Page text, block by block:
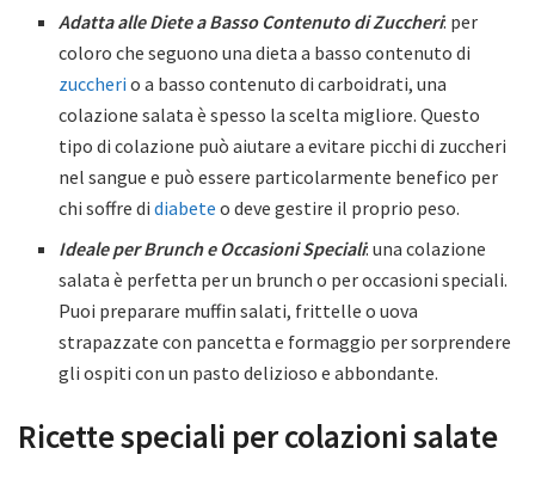
Adatta alle Diete a Basso Contenuto di Zuccheri: per
coloro che seguono una dieta a basso contenuto di
zuccheri o a basso contenuto di carboidrati, una
colazione salata è spesso la scelta migliore. Questo
tipo di colazione può aiutare a evitare picchi di zuccheri
nel sangue e può essere particolarmente benefico per
chi soffre didiabete o deve gestire il proprio peso.
Ideale per Brunch e Occasioni Speciali: una colazione
salata è perfetta per un brunch o per occasioni speciali.
Puoi preparare muffin salati, frittelle o uova
strapazzate con pancetta e formaggio per sorprendere
gli ospiti con un pasto delizioso e abbondante.
Ricette speciali per colazioni salate